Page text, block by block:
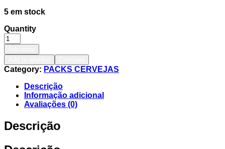
5 em stock
Quantity
Category: PACKS CERVEJAS
Descrição
Informação adicional
Avaliações (0)
Descrição